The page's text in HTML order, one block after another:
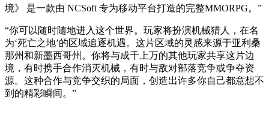
境》 是一款由 NCSoft 专为移动平台打造的完整MMORPG。”
“你可以随时随地进入这个世界。玩家将扮演机械猎人，在名
为‘死亡之地’的区域追逐机遇。这片区域的灵感来源于亚利桑
那州和新墨西哥州。你将与成千上万的其他玩家共享这片边
境，有时携手合作消灭机械，有时与敌对部落竞争或争夺资
源。这种合作与竞争交织的局面，创造出许多你自己都意想不
到的精彩瞬间。”